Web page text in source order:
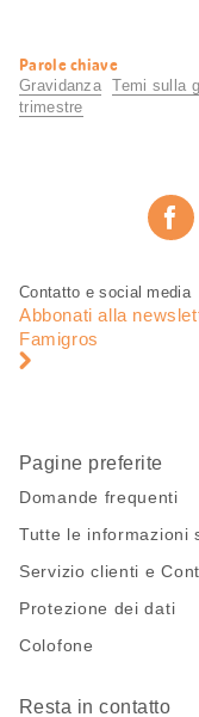
Informazioni
utili
Parole chiave
Gravidanza Temi sulla
trimestre
Piè
pagina
Navigazione
pagina
Contatto e social media
Abbonati alla
Famigros
Pagine preferite
Domande frequenti
Tutte le informazioni
Servizio clienti e
Protezione dei dati
Colofone
Resta in contatto